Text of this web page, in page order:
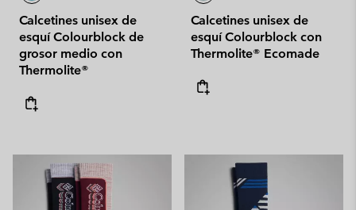
Calcetines unisex de
esquí Colourblock de
grosor medio con
Thermolite®
Calcetines unisex de
esquí Colourblock con
Thermolite® Ecomade